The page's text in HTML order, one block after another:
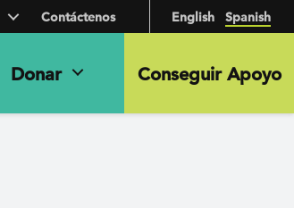
English Spanish
Donar Conseguir Apoyo
Contáctenos